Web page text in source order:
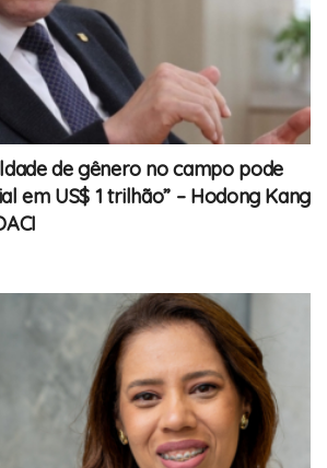
de gênero no campo pode
em US$ 1 trilhão” – Hodong Kang